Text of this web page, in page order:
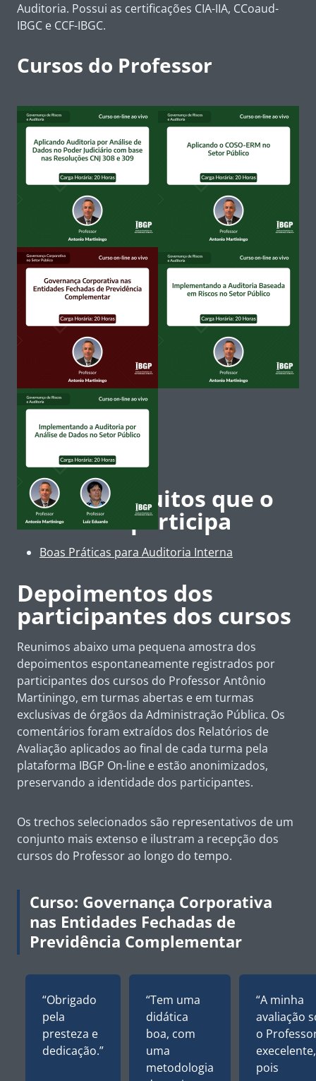
Auditoria. Possui as certificações CIA-IIA, CCoaud-
IBGC e CCF-IBGC.
Cursos do Professor
Cursos Gratuitos que o
Professor participa
Boas Práticas para Auditoria Interna
Depoimentos dos
participantes dos cursos
Reunimos abaixo uma pequena amostra dos
depoimentos espontaneamente registrados por
participantes dos cursos do Professor Antônio
Martiningo, em turmas abertas e em turmas
exclusivas de órgãos da Administração Pública. Os
comentários foram extraídos dos Relatórios de
Avaliação aplicados ao final de cada turma pela
plataforma IBGP On-line e estão anonimizados,
preservando a identidade dos participantes.
Os trechos selecionados são representativos de um
conjunto mais extenso e ilustram a recepção dos
cursos do Professor ao longo do tempo.
Curso: Governança Corporativa
nas Entidades Fechadas de
Previdência Complementar
“Obrigado
pela
presteza e
dedicação.”
“Tem uma
didática
boa, com
uma
metodologia
“A minha
avaliação
o
execelente,
pois